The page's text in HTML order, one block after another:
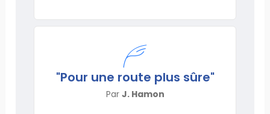
"Pour une route plus sûre"
Par J. Hamon